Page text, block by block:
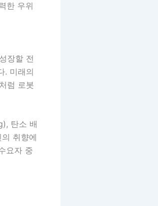
한 우위
장할 전
. 미래의
럼 로봇
탄소 배
취향에
요자 중